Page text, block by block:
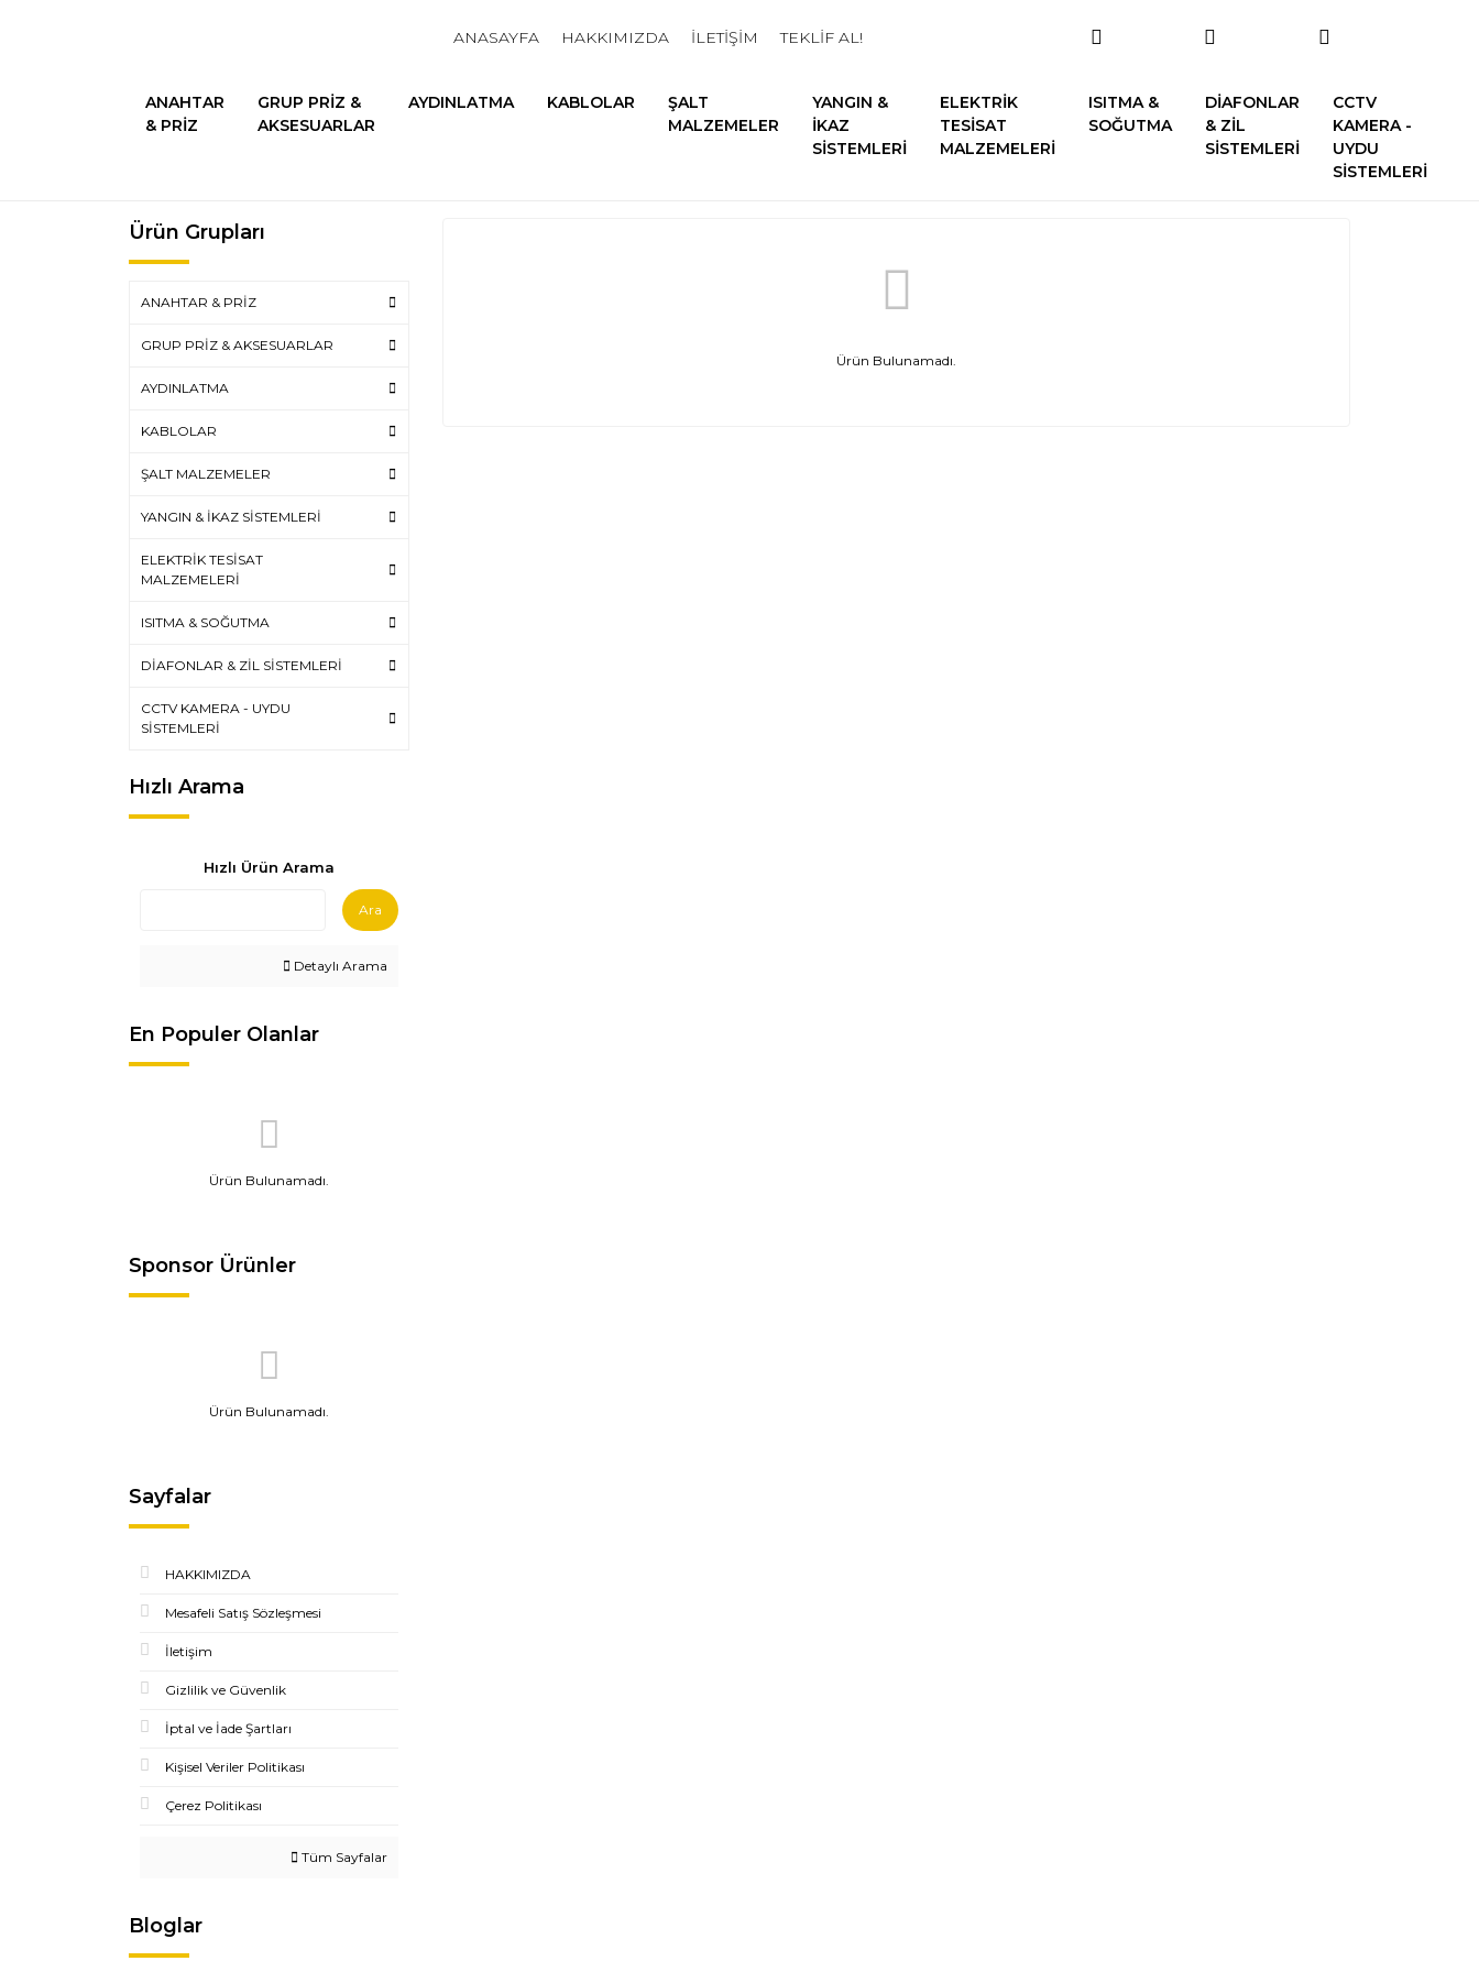
ANASAYFA HAKKIMIZDA İLETİŞİM TEKLİF AL!
ANAHTAR
& PRİZ
GRUP PRİZ &
AKSESUARLAR
AYDINLATMA KABLOLAR
ŞALT
MALZEMELER
YANGIN &
İKAZ
SİSTEMLERİ
ELEKTRİK
TESİSAT
MALZEMELERİ
ISITMA &
SOĞUTMA
DİAFONLAR
& ZİL
SİSTEMLERİ
CCTV
KAMERA -
UYDU
SİSTEMLERİ
Ürün Grupları
ANAHTAR & PRİZ
GRUP PRİZ & AKSESUARLAR
AYDINLATMA
KABLOLAR
ŞALT MALZEMELER
YANGIN & İKAZ SİSTEMLERİ
ELEKTRİK TESİSAT
MALZEMELERİ
ISITMA & SOĞUTMA
DİAFONLAR & ZİL SİSTEMLERİ
CCTV KAMERA - UYDU
SİSTEMLERİ
Hızlı Arama
Hızlı Ürün Arama
Ara
Detaylı Arama
En Populer Olanlar
Ürün Bulunamadı.
Sponsor Ürünler
Ürün Bulunamadı.
Sayfalar
HAKKIMIZDA
Mesafeli Satış Sözleşmesi
İletişim
Gizlilik ve Güvenlik
İptal ve İade Şartları
Kişisel Veriler Politikası
Çerez Politikası
Tüm Sayfalar
Bloglar
Ürün Bulunamadı.